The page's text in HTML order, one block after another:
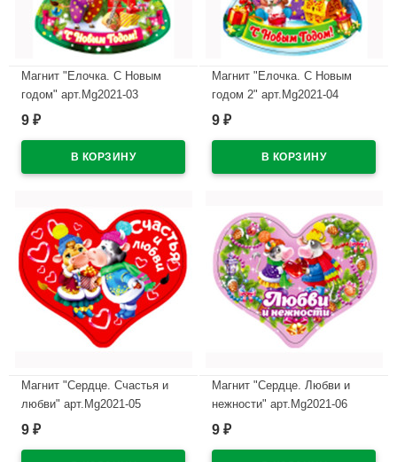
Магнит "Елочка. С Новым
годом" арт.Mg2021-03
9 ₽
Магнит "Елочка. С Новым
годом 2" арт.Mg2021-04
9 ₽
Магнит "Сердце. Счастья и
любви" арт.Mg2021-05
9 ₽
Магнит "Сердце. Любви и
нежности" арт.Mg2021-06
9 ₽